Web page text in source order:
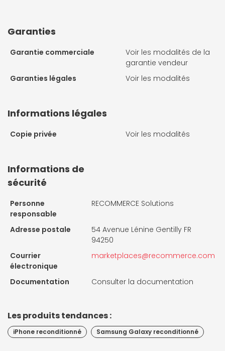
Garanties
Garantie commerciale
Voir les modalités de la
garantie vendeur
Garanties légales
Voir les modalités
Informations légales
Copie privée Voir les modalités
Informations de
sécurité
Personne
responsable
RECOMMERCE Solutions
Adresse postale
54 Avenue Lénine Gentilly FR
94250
Courrier
électronique
marketplaces@recommerce.com
Documentation Consulter la documentation
Les produits tendances :
iPhone reconditionné Samsung Galaxy reconditionné